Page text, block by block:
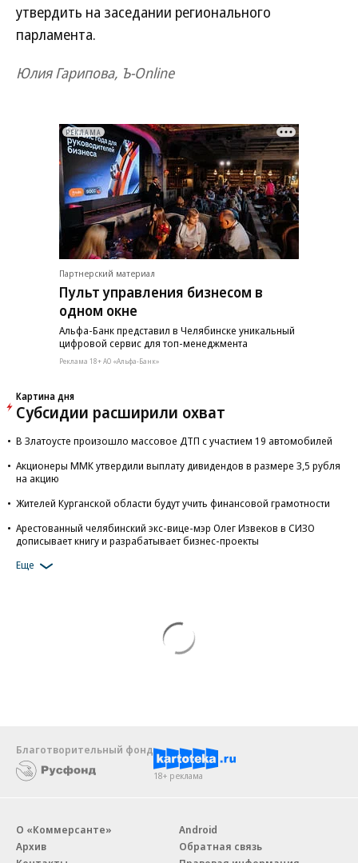
утвердить на заседании регионального
парламента.
Юлия Гарипова, Ъ-Online
Партнерский материал
Пульт управления бизнесом в
одном окне
Альфа-Банк представил в Челябинске уникальный
цифровой сервис для топ-менеджмента
Реклама 18+ АО «Альфа-Банк»
РЕКЛАМА
Картина дня
Субсидии расширили охват
В Златоусте произошло массовое ДТП с участием 19 автомобилей
Акционеры ММК утвердили выплату дивидендов в размере 3,5 рубля
на акцию
Жителей Курганской области будут учить финансовой грамотности
Арестованный челябинский экс-вице-мэр Олег Извеков в СИЗО
дописывает книгу и разрабатывает бизнес-проекты
Еще
Благотворительный фонд
18+ реклама
О «Коммерсанте»
Архив
Android
Обратная связь